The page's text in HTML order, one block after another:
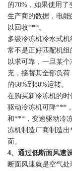
的70%，如果使用
生产商的数据，电
以回收***。
多级冷冻机冷水式
常不是正好匹配机
以求可靠，一旦某
充，接替其全部负
的60%到80%运转。
在购买新冷冻机的
驱动冷冻机可降***
和***，变速驱动冷
冻机制造厂商制造
面。
4、通过低断面风速
断面风速就是空气